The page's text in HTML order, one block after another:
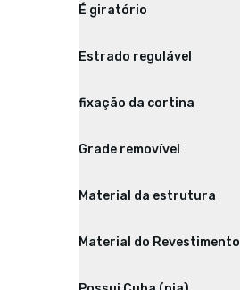
É giratório
Estrado regulável
fixação da cortina
Grade removível
Material da estrutura
Material do Revestimento